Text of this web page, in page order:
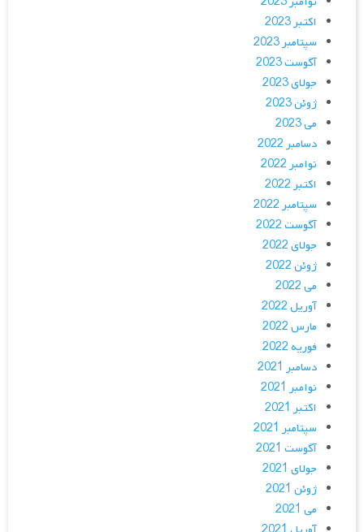
اکتبر 2023
سپتامبر 2023
آگوست 2023
جولای 2023
ژوئن 2023
می 2023
دسامبر 2022
نوامبر 2022
اکتبر 2022
سپتامبر 2022
آگوست 2022
جولای 2022
ژوئن 2022
می 2022
آوریل 2022
مارس 2022
فوریه 2022
دسامبر 2021
نوامبر 2021
اکتبر 2021
سپتامبر 2021
آگوست 2021
جولای 2021
ژوئن 2021
می 2021